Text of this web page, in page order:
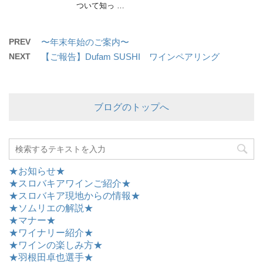
ついて知っ …
PREV 〜年末年始のご案内〜
NEXT 【ご報告】Dufam SUSHI ワインペアリング
ブログのトップへ
★お知らせ★
★スロバキアワインご紹介★
★スロバキア現地からの情報★
★ソムリエの解説★
★マナー★
★ワイナリー紹介★
★ワインの楽しみ方★
★羽根田卓也選手★